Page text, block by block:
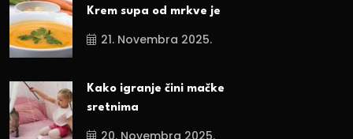
Krem supa od mrkve je
21. Novembra 2025.
Kako igranje čini mačke
sretnima